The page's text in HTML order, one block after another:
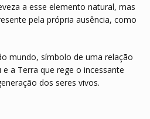
a esse elemento natural, mas
pela própria ausência, como
mundo, símbolo de uma relação
a Terra que rege o incessante
dos seres vivos.